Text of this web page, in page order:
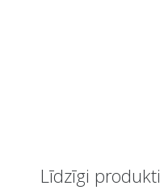
Līdzīgi produkti